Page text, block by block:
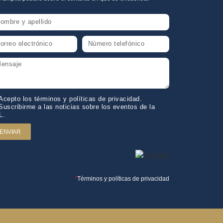
los términos y políticas de privacidad.
a las noticias sobre los eventos de la
ENVIAR
*Términos y políticas de privacidad